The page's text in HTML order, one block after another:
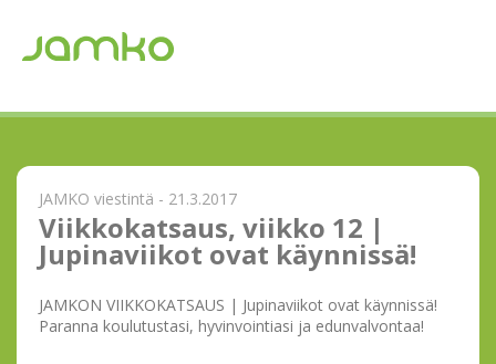
JAMKO viestintä - 21.3.2017
Viikkokatsaus, viikko 12 |
Jupinaviikot ovat käynnissä!
JAMKON VIIKKOKATSAUS | Jupinaviikot ovat käynnissä!
Paranna koulutustasi, hyvinvointiasi ja edunvalvontaa!